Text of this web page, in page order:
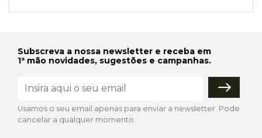
Subscreva a nossa newsletter e receba em
1ª mão novidades, sugestões e campanhas.
Usamos o seu email apenas para enviar a newsletter. Pode
cancelar a qualquer momento.